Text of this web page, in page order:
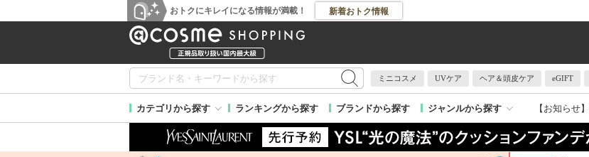
おトクにキレイになる情報が満載！ 新着おトク情報
ミニコスメ UVケア ヘア＆頭皮ケア eGIFT
カテゴリから探す ランキングから探す ブランドから探す ジャンルから探す 【お知らせ】